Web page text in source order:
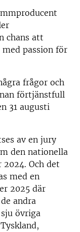
chans att
passion för
frågor och
förtjänstfull
31 augusti
av en jury
den nationella
Och det
med en
2025 där
andra
övriga